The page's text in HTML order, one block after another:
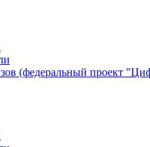
(федеральный проект